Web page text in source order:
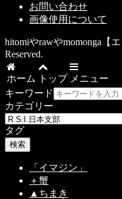
お問い合わせ
画像使用について
hitomiやrawやmomonga【
Reserved.
ホーム トップ メニュー
キーワード
カテゴリー
タグ
検索
「イマジン」
＋蟹
▲ちまき